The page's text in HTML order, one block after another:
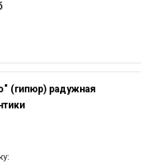
(гипюр) радужная